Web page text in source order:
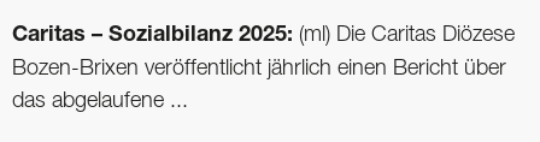
Caritas – Sozialbilanz 2025: (ml) Die Caritas Diözese
Bozen-Brixen veröffentlicht jährlich einen Bericht über
das abgelaufene ...